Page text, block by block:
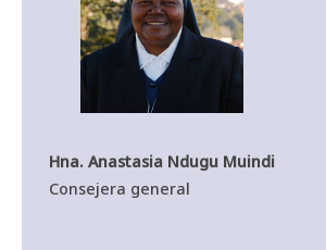
Hna. Anastasia Ndugu Muindi
Consejera general